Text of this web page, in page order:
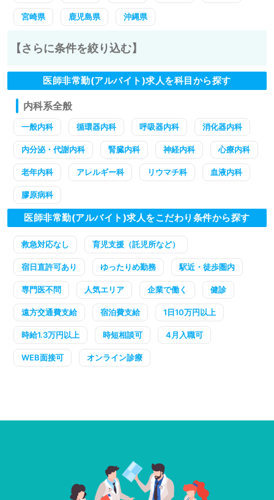
宮崎県 鹿児島県 沖縄県
【さらに条件を絞り込む】
医師非常勤(アルバイト)求人を科目から探す
内科系全般
一般内科 循環器内科 呼吸器内科 消化器内科
内分泌・代謝内科 腎臓内科 神経内科 心療内科
老年内科 アレルギー科 リウマチ科 血液内科
膠原病科
医師非常勤(アルバイト)求人をこだわり条件から探す
救急対応なし 育児支援（託児所など）
宿日直許可あり ゆったりめ勤務 駅近・徒歩圏内
専門医不問 人気エリア 企業で働く 健診
遠方交通費支給 宿泊費支給 1日10万円以上
時給1.3万円以上 時短相談可 4月入職可
WEB面接可 オンライン診療